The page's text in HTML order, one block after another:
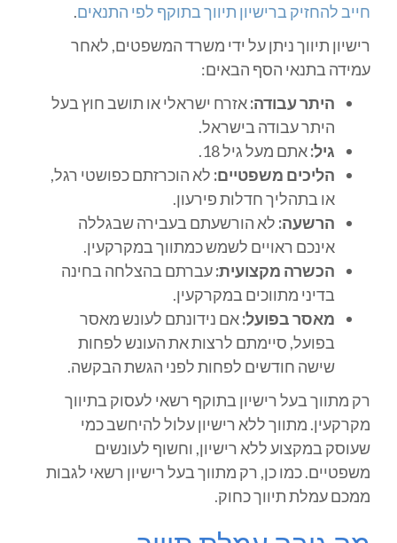
חייב להחזיק ברישיון תיווך בתוקף לפי התנאים.
רישיון תיווך ניתן על ידי משרד המשפטים, לאחר
עמידה בתנאי הסף הבאים:
היתר עבודה:אזרח ישראלי או תושב חוץ בעל
היתר עבודה בישראל.
גיל:אתם מעל גיל 18.
הליכים משפטיים: לא הוכרזתם כפושטי רגל,
או בתהליך חדלות פירעון.
הרשעה: לא הורשעתם בעבירה שבגללה
אינכם ראויים לשמש כמתווך במקרקעין.
הכשרה מקצועית:עברתם בהצלחה בחינה
בדיני מתווכים במקרקעין.
מאסר בפועל:אם נידונתם לעונש מאסר
בפועל, סיימתם לרצות את העונש לפחות
שישה חודשים לפחות לפני הגשת הבקשה.
רק מתווך בעל רישיון בתוקף רשאי לעסוק בתיווך
מקרקעין. מתווך ללא רישיון עלול להיחשב כמי
שעוסק במקצוע ללא רישיון, וחשוף לעונשים
משפטיים. כמו כן, רק מתווך בעל רישיון רשאי לגבות
ממכם עמלת תיווך כחוק.